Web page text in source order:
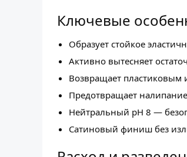
Ключевые
Образует стойкое
Активно вытесняет
Возвращает
Предотвращает
Нейтральный pH 8 —
Сатиновый финиш без